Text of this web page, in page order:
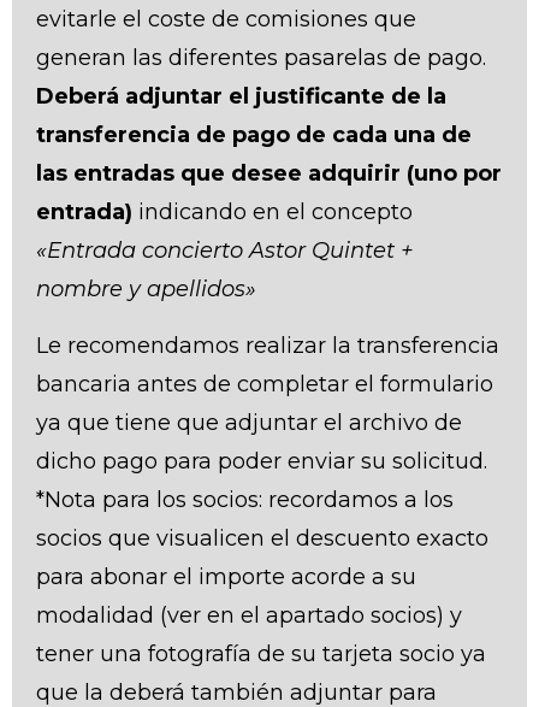
evitarle el coste de comisiones que
generan las diferentes pasarelas de pago.
Deberá adjuntar el justificante de la
transferencia de pago de cada una de
las entradas que desee adquirir (uno por
entrada) indicando en el concepto
«Entrada concierto Astor Quintet +
nombre y apellidos»
Le recomendamos realizar la transferencia
bancaria antes de completar el formulario
ya que tiene que adjuntar el archivo de
dicho pago para poder enviar su solicitud.
*Nota para los socios: recordamos a los
socios que visualicen el descuento exacto
para abonar el importe acorde a su
modalidad (ver en el apartado socios) y
tener una fotografía de su tarjeta socio ya
que la deberá también adjuntar para